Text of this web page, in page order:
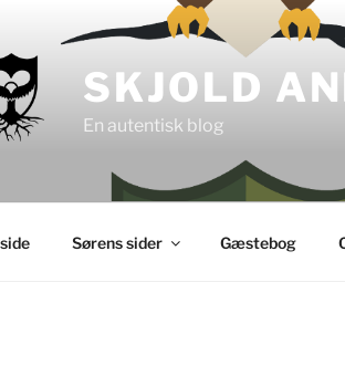
SKJOLD
En autentisk blog
Sørens sider Gæstebog